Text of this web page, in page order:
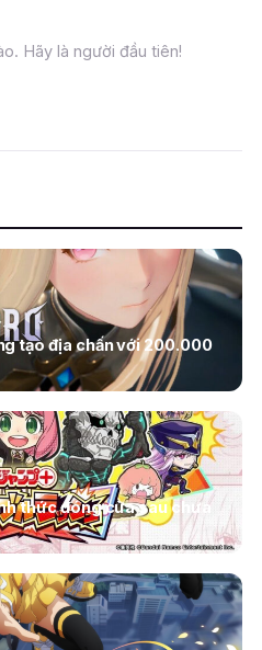
Hãy là người đầu tiên!
tạo địa chấn với 200.000
thức đóng cửa sau chưa